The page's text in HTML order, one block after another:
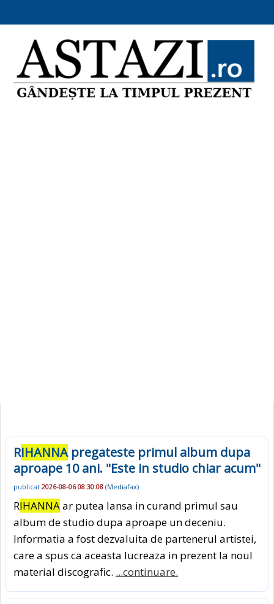
RIHANNApregateste primul album dupa
aproape 10 ani. "Este in studio chiar acum"
publicat 2026-08-06 08:30:08 (Mediafax)
RIHANNAar putea lansa in curand primul sau
album de studio dupa aproape un deceniu.
Informatia a fost dezvaluita de partenerul artistei,
care a spus ca aceasta lucreaza in prezent la noul
material discografic. ...continuare.